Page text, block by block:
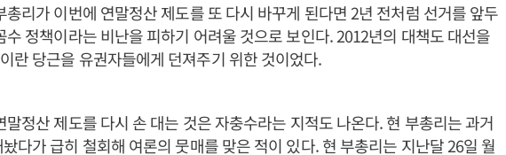
총리가 이번에 연말정산 제도를 또 다시 바꾸게 된다면 2년 전처럼 선거를 앞두
수 정책이라는 비난을 피하기 어려울 것으로 보인다. 2012년의 대책도 대선을
란 당근을 유권자들에게 던져주기 위한 것이었다.
말정산 제도를 다시 손 대는 것은 자충수라는 지적도 나온다. 현 부총리는 과거
다가 급히 철회해 여론의 뭇매를 맞은 적이 있다. 현 부총리는 지난달 26일 월